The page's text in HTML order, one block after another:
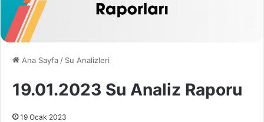
Ana Sayfa / Su Analizleri
19.01.2023 Su Analiz Raporu
19 Ocak 2023